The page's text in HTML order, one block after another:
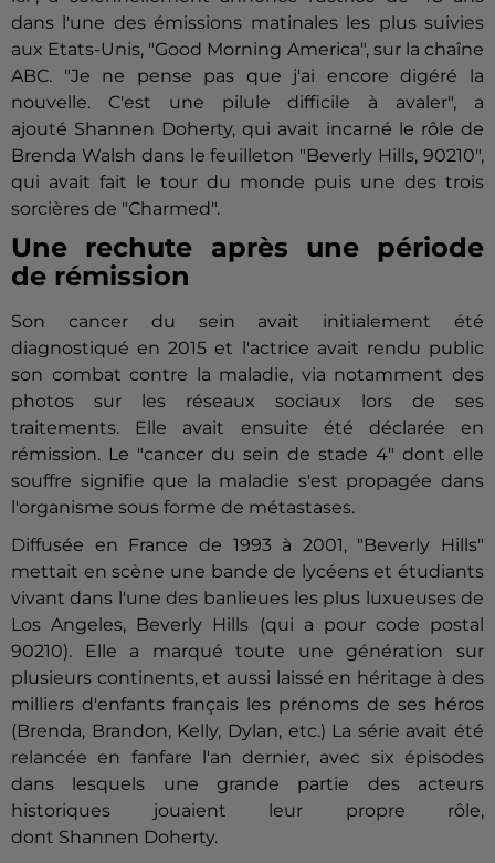
dans l'une des émissions matinales les plus suivies
aux Etats-Unis, "Good Morning America", sur la chaîne
ABC. "Je ne pense pas que j'ai encore digéré la
nouvelle. C'est une pilule difficile à avaler", a
ajouté Shannen Doherty, qui avait incarné le rôle de
Brenda Walsh dans le feuilleton "Beverly Hills, 90210",
qui avait fait le tour du monde puis une des trois
sorcières de "Charmed".
Une rechute après une période
de rémission
Son cancer du sein avait initialement été
diagnostiqué en 2015 et l'actrice avait rendu public
son combat contre la maladie, via notamment des
photos sur les réseaux sociaux lors de ses
traitements. Elle avait ensuite été déclarée en
rémission. Le "cancer du sein de stade 4" dont elle
souffre signifie que la maladie s'est propagée dans
l'organisme sous forme de métastases.
Diffusée en France de 1993 à 2001, "Beverly Hills"
mettait en scène une bande de lycéens et étudiants
vivant dans l'une des banlieues les plus luxueuses de
Los Angeles, Beverly Hills (qui a pour code postal
90210). Elle a marqué toute une génération sur
plusieurs continents, et aussi laissé en héritage à des
milliers d'enfants français les prénoms de ses héros
(Brenda, Brandon, Kelly, Dylan, etc.) La série avait été
relancée en fanfare l'an dernier, avec six épisodes
dans lesquels une grande partie des acteurs
historiques jouaient leur propre rôle,
dont Shannen Doherty.